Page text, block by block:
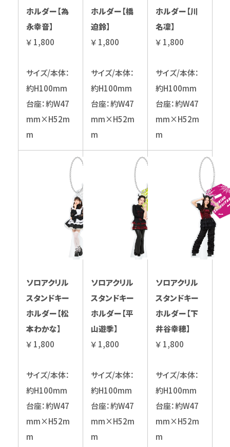
ホルダー【為
永幸音】
￥ 1,800
サイズ/本体：
約H100mm
台座：約W47
mm×H52m
m
ホルダー【橋
迫鈴】
￥ 1,800
サイズ/本体：
約H100mm
台座：約W47
mm×H52m
m
ホルダー【川
名凜】
￥ 1,800
サイズ/本体：
約H100mm
台座：約W47
mm×H52m
m
ソロアクリル
スタンドキー
ホルダー【松
本わかな】
￥ 1,800
サイズ/本体：
約H100mm
台座：約W47
mm×H52m
m
ソロアクリル
スタンドキー
ホルダー【平
山遊季】
￥ 1,800
サイズ/本体：
約H100mm
台座：約W47
mm×H52m
m
ソロアクリル
スタンドキー
ホルダー【下
井谷幸穂】
￥ 1,800
サイズ/本体：
約H100mm
台座：約W47
mm×H52m
m